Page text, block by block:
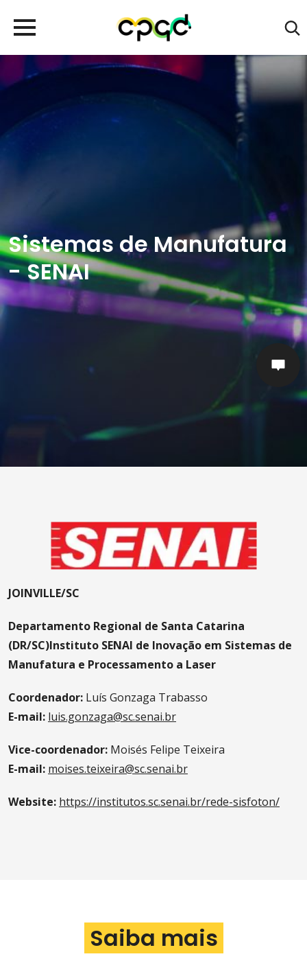
Sistemas de Manufatura
- SENAI
JOINVILLE/SC
Departamento Regional de Santa Catarina
(DR/SC)Instituto SENAI de Inovação em Sistemas de
Manufatura e Processamento a Laser
Coordenador: Luís Gonzaga Trabasso
E-mail: luis.gonzaga@sc.senai.br
Vice-coordenador: Moisés Felipe Teixeira
E-mail: moises.teixeira@sc.senai.br
Website: https://institutos.sc.senai.br/rede-sisfoton/
Saiba mais